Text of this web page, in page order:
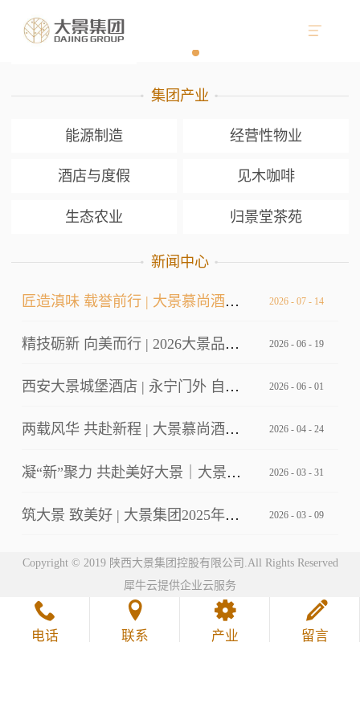
集团产业
能源制造 经营性物业
酒店与度假 见木咖啡
生态农业 归景堂茶苑
新闻中心
匠造滇味 载誉前行 | 大景慕尚酒店厨师长荣获双金 2026 - 07 - 14
精技砺新 向美而行 | 2026大景品牌标准考核暨服务技能大赛 2026 - 06 - 19
西安大景城堡酒店 | 永宁门外 自成主角 2026 - 06 - 01
两载风华 共赴新程 | 大景慕尚酒店2周年店庆客户答谢会暨草坪婚礼发布 2026 - 04 - 24
凝“新”聚力 共赴美好大景｜大景集团2026年第一期新员工培训 2026 - 03 - 31
筑大景 致美好 | 大景集团2025年工作总结暨2026年工作计划会议 2026 - 03 - 09
Copyright © 2019 陕西大景集团控股有限公司.All Rights Reserved
犀牛云提供企业云服务
电话 联系 产业 留言